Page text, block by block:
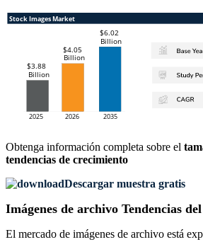
Obtenga información completa sobre el
tendencias de crecimiento
Descargar muestra gratis
Imágenes de archivo Tendencias
El mercado de imágenes de archivo está